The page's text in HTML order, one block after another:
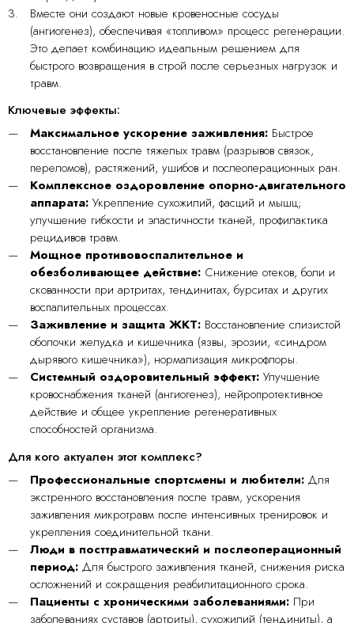
Вместе они создают новые кровеносные сосуды
(ангиогенез), обеспечивая «топливом» процесс регенерации.
Это делает комбинацию идеальным решением для
быстрого возвращения в строй после серьезных нагрузок и
травм.
Ключевые эффекты:
Максимальное ускорение заживления:Быстрое
восстановление после тяжелых травм (разрывов связок,
переломов), растяжений, ушибов и послеоперационных ран.
Комплексное оздоровление опорно-двигательного
аппарата:Укрепление сухожилий, фасций и мышц;
улучшение гибкости и эластичности тканей, профилактика
рецидивов травм.
Мощное противовоспалительное и
обезболивающее действие:Снижение отеков, боли и
скованности при артритах, тендинитах, бурситах и других
воспалительных процессах.
Заживление и защита ЖКТ:Восстановление слизистой
оболочки желудка и кишечника (язвы, эрозии, «синдром
дырявого кишечника»), нормализация микрофлоры.
Системный оздоровительный эффект:Улучшение
кровоснабжения тканей (ангиогенез), нейропротективное
действие и общее укрепление регенеративных
способностей организма.
Для кого актуален этот комплекс?
Профессиональные спортсмены и любители:Для
экстренного восстановления после травм, ускорения
заживления микротравм после интенсивных тренировок и
укрепления соединительной ткани.
Люди в посттравматический и послеоперационный
период:Для быстрого заживления тканей, снижения риска
осложнений и сокращения реабилитационного срока.
Пациенты с хроническими заболеваниями:При
заболеваниях суставов (артриты), сухожилий (тендиниты), а